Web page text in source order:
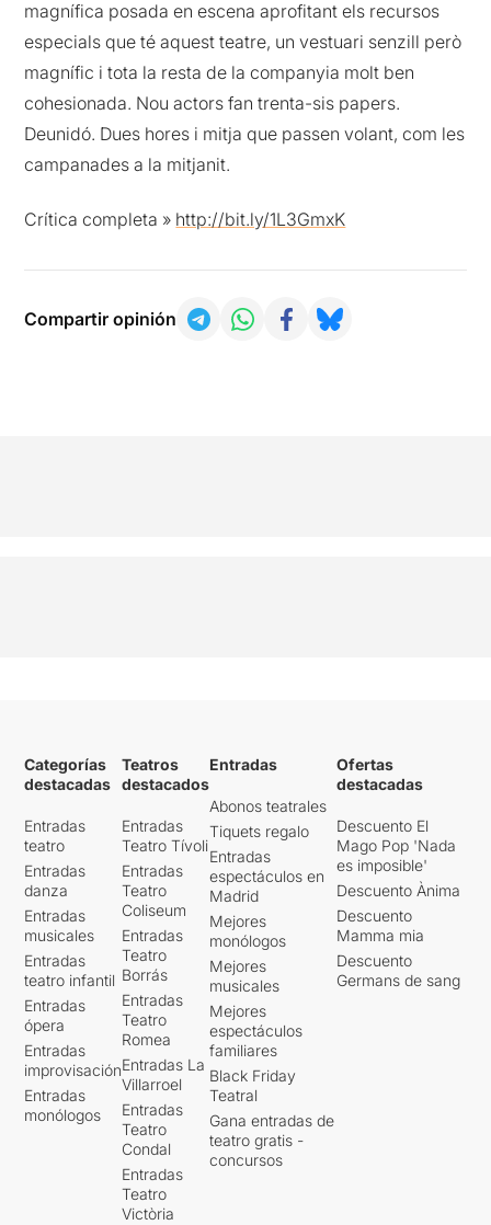
magnífica posada en escena aprofitant els recursos
especials que té aquest teatre, un vestuari senzill però
magnífic i tota la resta de la companyia molt ben
cohesionada. Nou actors fan trenta-sis papers.
Deunidó. Dues hores i mitja que passen volant, com les
campanades a la mitjanit.
Crítica completa » http://bit.ly/1L3GmxK
Compartir opinión
Categorías
destacadas
Entradas
teatro
Entradas
danza
Entradas
musicales
Entradas
teatro infantil
Entradas
ópera
Entradas
improvisación
Entradas
monólogos
Teatros
destacados
Entradas
Teatro Tívoli
Entradas
Teatro
Coliseum
Entradas
Teatro
Borrás
Entradas
Teatro
Romea
Entradas La
Villarroel
Entradas
Teatro
Condal
Entradas
Teatro
Victòria
Entradas
Abonos teatrales
Tiquets regalo
Entradas
espectáculos en
Madrid
Mejores
monólogos
Mejores
musicales
Mejores
espectáculos
familiares
Black Friday
Teatral
Gana entradas de
teatro gratis -
concursos
Ofertas
destacadas
Descuento El
Mago Pop 'Nada
es imposible'
Descuento Ànima
Descuento
Mamma mia
Descuento
Germans de sang